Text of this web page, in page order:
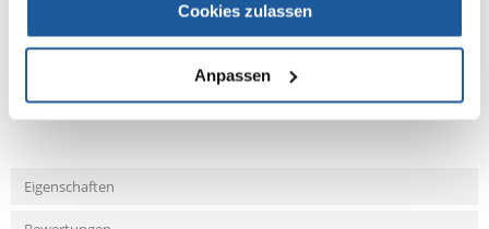
Cookies zulassen
Anpassen
NEUE NACHRICHT
Fragen und Antworten (FAQ)
Eigenschaften